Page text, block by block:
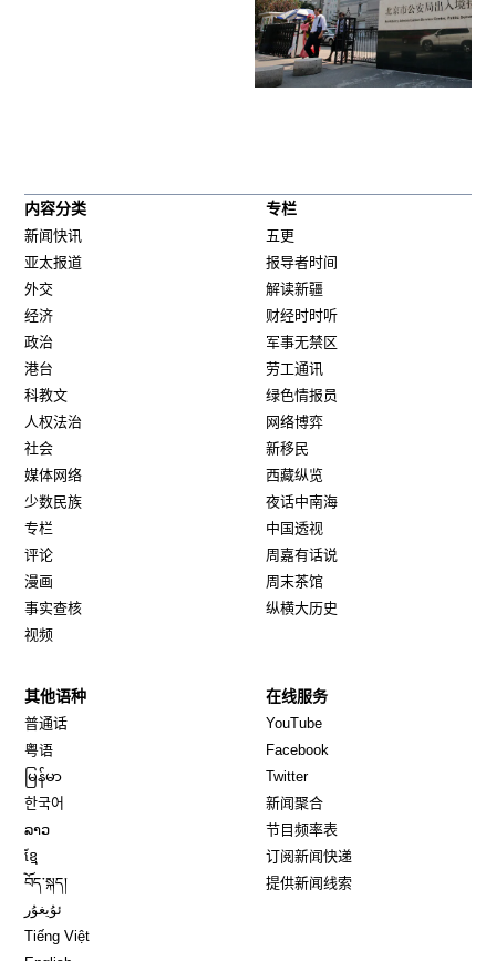
内容分类
新闻快讯
亚太报道
外交
经济
政治
港台
科教文
人权法治
社会
媒体网络
少数民族
专栏
评论
漫画
事实查核
视频
专栏
五更
报导者时间
解读新疆
财经时时听
军事无禁区
劳工通讯
绿色情报员
网络博弈
新移民
西藏纵览
夜话中南海
中国透视
周嘉有话说
周末茶馆
纵横大历史
其他语种
普通话
粤语
မြန်မာ
한국어
ລາວ
ខ្មែ
བོད་སྐད།
ئۇيغۇر
Tiếng Việt
在线服务
YouTube
Facebook
TwitterOpens in new window
新闻聚合
节目频率表
订阅新闻快递
提供新闻线索